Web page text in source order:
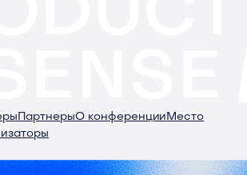
ПартнерыО конференции Место